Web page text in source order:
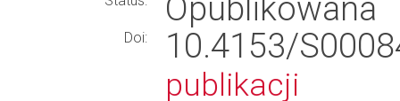
Opublikowana
Doi: 10.4153/
publikacji